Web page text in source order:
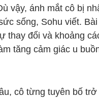
vậy, ánh mắt cô bị
sống, Sohu viết.
thay đổi và khoảng
tăng cảm giác u
cô từng tuyên bố trở